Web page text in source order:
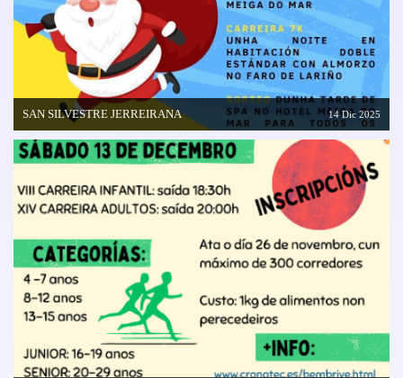
SAN SILVESTRE JERREIRANA 14 Dic 2025